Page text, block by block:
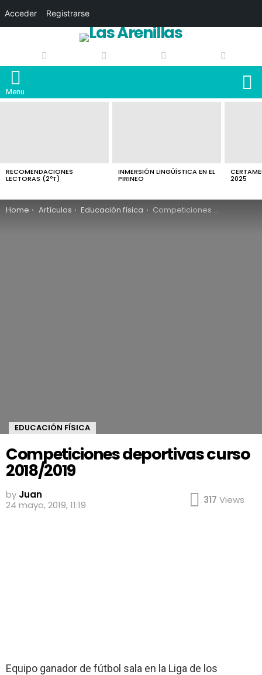
Menu
RECOMENDACIONES
LECTORAS (2ºT)
INMERSIÓN LINGÜÍSTICA EN EL
PIRINEO 2025
You are here:
Home Artículos Educación física Competiciones deportivas curso 2018/2019
EDUCACIÓN FÍSICA
Competiciones deportivas curso
2018/2019
by Juan
24 mayo, 2019, 11:19
317 Views
Equipo ganador de fútbol sala en la Liga de los
Acceder Registrarse